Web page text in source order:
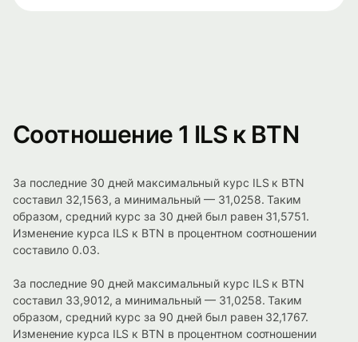
Соотношение 1 ILS к BTN
За последние 30 дней максимальный курс ILS к BTN
составил 32,1563, а минимальный — 31,0258. Таким
образом, средний курс за 30 дней был равен 31,5751.
Изменение курса ILS к BTN в процентном соотношении
составило 0.03.
За последние 90 дней максимальный курс ILS к BTN
составил 33,9012, а минимальный — 31,0258. Таким
образом, средний курс за 90 дней был равен 32,1767.
Изменение курса ILS к BTN в процентном соотношении